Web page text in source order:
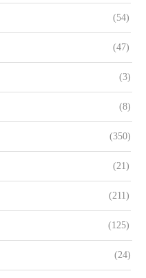
(54)
(47)
(3)
(8)
(350)
(21)
(211)
(125)
(24)